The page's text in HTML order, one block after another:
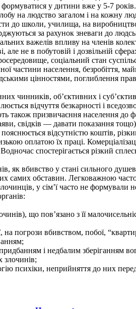
у дитини вже у 5-7 років.
на людство загалом і на кожну
до школи, училища, на
за рахунок зневаги до
важелів впливу на членів
не в побутовій і дозвільній
соціальний стан
частини населення, безробіття,
цінностями, поглиблення
чинників, об’єктивних і
відчуття безкарності і
призвичаєння населення до
свідків — давати показання
відсутністю коштів,
оплатою їх праці.
спостерігається різкий
як вбивство у стані сильного
самих обставин. Легковажною
у сім’ї часто не формували
що пов’язано з її
погрози вбивством, побої,
і недбалим зберіганням
злочинів;
психіки, неприйняття до них